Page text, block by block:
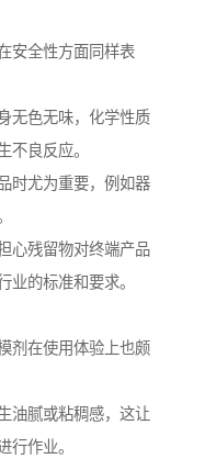
安全性方面同样表
无色无味，化学性质
不良反应。
时尤为重要，例如器
心残留物对终端产品
业的标准和要求。
剂在使用体验上也颇
油腻或粘稠感，这让
行作业。